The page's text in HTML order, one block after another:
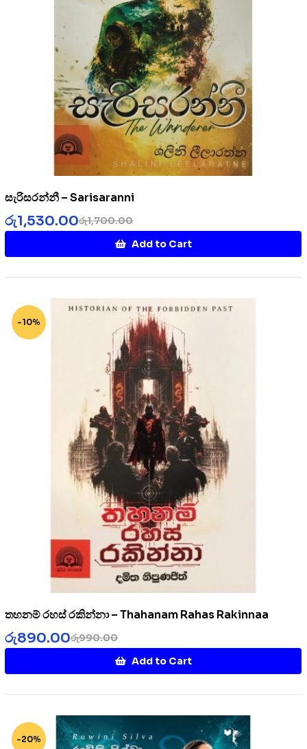
සැරිසරන්නී – Sarisaranni
රු1,700.00
රු1,530.00
Add to Cart
-10%
තහනම් රහස් රකින්නා – Thahanam Rahas Rakinnaa
රු990.00
රු890.00
Add to Cart
-20%